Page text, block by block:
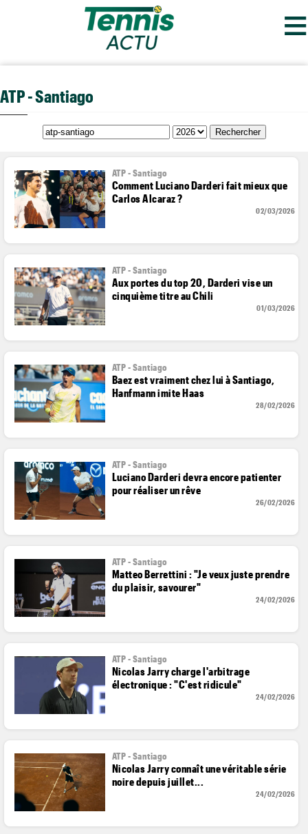
≡
ATP - Santiago
ATP - Santiago
Comment Luciano Darderi fait mieux que
Carlos Alcaraz ?
02/03/2026
ATP - Santiago
Aux portes du top 20, Darderi vise un
cinquième titre au Chili
01/03/2026
ATP - Santiago
Baez est vraiment chez lui à Santiago,
Hanfmann imite Haas
28/02/2026
ATP - Santiago
Luciano Darderi devra encore patienter
pour réaliser un rêve
26/02/2026
ATP - Santiago
Matteo Berrettini : "Je veux juste prendre
du plaisir, savourer"
24/02/2026
ATP - Santiago
Nicolas Jarry charge l'arbitrage
électronique : "C'est ridicule"
24/02/2026
ATP - Santiago
Nicolas Jarry connaît une véritable série
noire depuis juillet...
24/02/2026